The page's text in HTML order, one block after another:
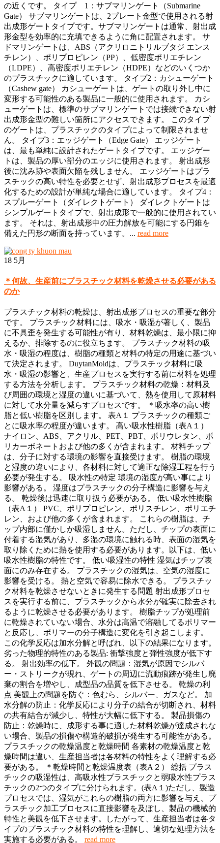
の近くです。 タイプ 1：サブマリンゲート（Submarine
Gate） サブマリンゲートは、2プレート金型で使用される射
出成形ゲートタイプです。サブマリンゲートは通常、射出成
形金型を効率的に充填できるように角に配置されます。 サ
ドマリンゲートは、ABS（アクリロニトリルブタジ エンス
チレン）、ポリプロピレン（PP）、低密度ポリエチレン
（LDPE）、高密度ポリエチレン（HDPE）などのいくつか
のプラスチックに適しています。 タイプ2：カシューゲート
（Cashew gate） カシューゲートは、ゲートの取り外し中に
変形する可能性のある製品に一般的に使用されます。 カシ
ューゲートは、標準のサブマリンゲートでは接続できない射
出成形金型の難しい箇所にアクセスできます。 このタイプ
のゲートは、プラスチックのタイプによって制限されませ
ん。 タイプ3：エッジゲート（Edge Gate） エッジゲート
は、最も単純に設計されたゲートタイプです。 エッジゲー
トは、製品の厚い部分のエッジに使用されます。 射出成形
後に沈み跡や表面欠陥を残しません。 エッジゲートはプラ
スチックの高い特性を必要とせず、射出成形プロセスを最適
化するための設計が単純な場合に適しています。 タイプ4：
スプルーゲート（ダイレクトゲート） ダイレクトゲートは
シンプルゲートタイプで、射出成形で一般的に使用されてい
ます。 それは、射出成形中の圧力解放を可能にする円錐を
備えた円形の断面を持っています。... read more
18 5月
＊何故、生産前にプラスチック材料を乾燥させる必要がある
のか
プラスチック材料の乾燥は、射出成形プロセスの重要な部分
です。 プラスチック材料には、吸水・吸湿が著しく、製品
に不具歪を発生する可能性が有り、材料乾燥は、最小限に抑
えるか、排除するのに役立ちます。 プラスチック材料の吸
水・吸湿の程度は、樹脂の種類と材料の特定の用途に基づい
て決定されます。 DuytanMoldは、プラスチック材料に吸
水・吸湿の影響と、生産プロセスを実行する前に材料を処理
する方法を分析します。 プラスチック材料の乾燥：材料及
び周囲の環境と湿度の違いに基づいて、熱を使用して原材料
に対して水分量を減らすプロセスです。 ＊吸水率の高い樹
脂と低い樹脂を区別します。 表A１ プラスチックの種類ご
とに吸水率の程度が違います。 高い吸水性樹脂（表A１）
ナイロン、ABS、アクリル、PET、PBT、ポリウレタン、ポ
リカーボネートおよび他の多くが含まれます。 材料チップ
は、分子に対する環境の影響を直接受けます。 樹脂の環境
と湿度の違いにより、各材料に対して適正な除湿工程を行う
必要が発生する。 吸水性の特定 環境の湿度が高い事により
影響がある。 湿度はプラスチックの分子構造に影響を与え
る。 乾燥後は迅速に取り扱う必要がある。 低い吸水性樹脂
（表A１） PVC、ポリプロピレン、ポリスチレン、ポリエチ
レン、および他の多くが含まれます。 これらの樹脂は、チ
ップ内部に僅かしか吸湿しません。ただし、チップの表面に
付着する湿気があり、多湿の環境に触れる時、表面の湿気を
取り除くために熱を使用する必要があります。以下は、低い
吸水性樹脂の特性です。 低い吸湿性の特性 湿気はチップ表
面にのみ存在する。 プラスチックの湿気は、空気の湿度に
影響を受ける。 熱と空気で容易に除水できる。 プラスチッ
ク材料を乾燥させないときに発生する問題 射出成形プロセ
スを実行する前に、プラスチックから水分が確実に除去され
るように乾燥させる必要があります。 樹脂チップが処理前
に乾燥されていない場合、水分は高温で溶融してるポリマー
と反応し、ポリマーの分子構造に変化を引き起こします。
この化学反応は加水分解と呼ばれ、以下の結果になります。
劣った物理的特性のある製品: 衝撃強度と弾性強度が低下す
る。 射出効率の低下。 外観の問題：湿気が原因でシルバ
ー・ストリークが現れ、ゲートの周辺に流動痕跡が発生し廃
棄の割合を増やし、成型品の品質を低下させる。 乾燥の利
点 美観上の問題を防ぐ：色むら、シルバー、ガスなど。 加
水分解の防止：化学反応により分子の結合が切断され、材料
の共有結合が減少し、特性が大幅に低下する。 製品損傷の
防止：乾燥時に、成形する事に適した材料乾燥が達成されな
い場合、製品の損傷や構造的破損が発生する可能性がある。
プラスチックの乾燥温度と乾燥時間 各素材の乾燥温度と乾
燥時間は違い、生産担当者は各材料の特性をよく理解する必
要がある。 ＊乾燥時間と乾燥温度表（表A２） 総括 プラス
チックの吸湿性は、高吸水性プラスチックと弱吸水性プラス
チックの2つのタイプに分けられます。(表A１)ただし、製造
プロセスでは、湿気がこれらの樹脂の両方に影響を与え、プ
ラスチック加工プロセスに直接影響を及ぼし、製品の機械的
特性と美観を低下させます。したがって、生産担当者は各タ
イプのプラスチック材料の特性を理解し、適切な処理方法を
実施する必要がある。 read more